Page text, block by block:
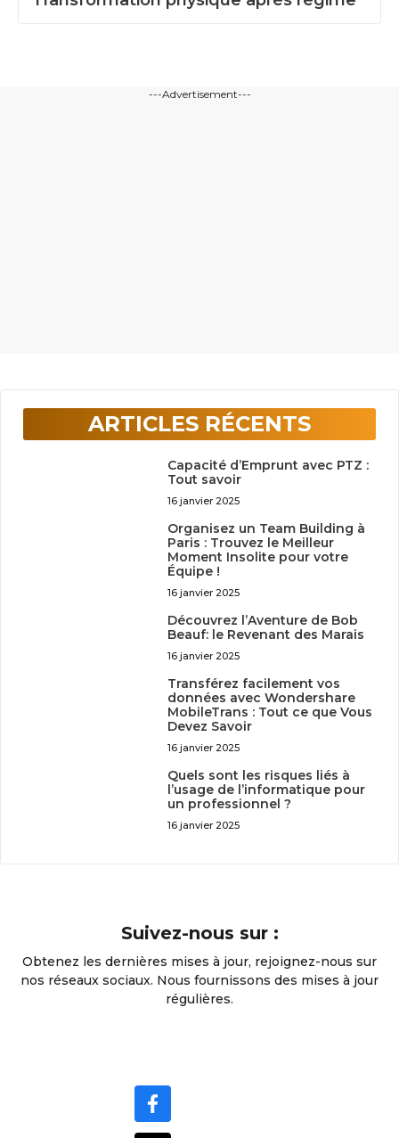
---Advertisement---
ARTICLES RÉCENTS
Capacité d’Emprunt avec PTZ :
Tout savoir
16 janvier 2025
Organisez un Team Building à
Paris : Trouvez le Meilleur
Moment Insolite pour votre
Équipe !
16 janvier 2025
Découvrez l’Aventure de Bob
Beauf: le Revenant des Marais
16 janvier 2025
Transférez facilement vos
données avec Wondershare
MobileTrans : Tout ce que Vous
Devez Savoir
16 janvier 2025
Quels sont les risques liés à
l’usage de l’informatique pour
un professionnel ?
16 janvier 2025
Suivez-nous sur :
Obtenez les dernières mises à jour, rejoignez-nous sur
nos réseaux sociaux. Nous fournissons des mises à jour
régulières.